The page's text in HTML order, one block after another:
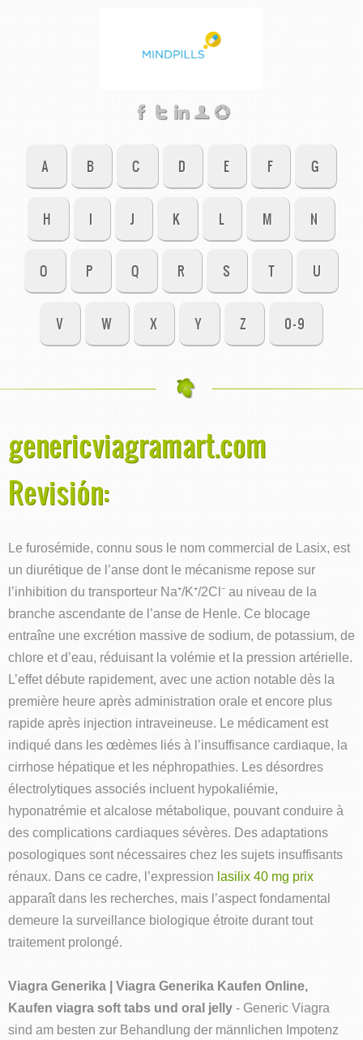
A B C D E F G
H I J K L M N
O P Q R S T U
V W X Y Z 0-9
genericviagramart.com
Revisión:
Le furosémide, connu sous le nom commercial de Lasix, est
un diurétique de l’anse dont le mécanisme repose sur
l’inhibition du transporteur Na⁺/K⁺/2Cl⁻ au niveau de la
branche ascendante de l’anse de Henle. Ce blocage
entraîne une excrétion massive de sodium, de potassium, de
chlore et d’eau, réduisant la volémie et la pression artérielle.
L’effet débute rapidement, avec une action notable dès la
première heure après administration orale et encore plus
rapide après injection intraveineuse. Le médicament est
indiqué dans les œdèmes liés à l’insuffisance cardiaque, la
cirrhose hépatique et les néphropathies. Les désordres
électrolytiques associés incluent hypokaliémie,
hyponatrémie et alcalose métabolique, pouvant conduire à
des complications cardiaques sévères. Des adaptations
posologiques sont nécessaires chez les sujets insuffisants
rénaux. Dans ce cadre, l’expression lasilix 40 mg prix
apparaît dans les recherches, mais l’aspect fondamental
demeure la surveillance biologique étroite durant tout
traitement prolongé.
Viagra Generika | Viagra Generika Kaufen Online,
Kaufen viagra soft tabs und oral jelly - Generic Viagra
sind am besten zur Behandlung der männlichen Impotenz